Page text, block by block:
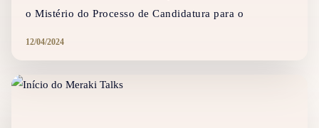
o Mistério do Processo de Candidatura para o
12/04/2024